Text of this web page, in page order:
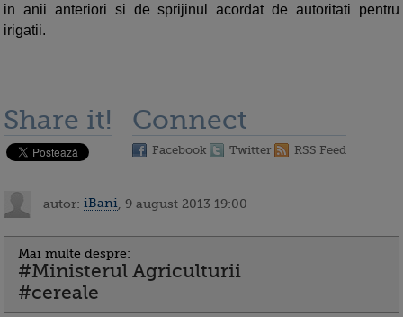
in anii anteriori si de sprijinul acordat de autoritati pentru
irigatii.
Share it! Connect
Facebook Twitter RSS Feed
autor: iBani , 9 august 2013 19:00
Mai multe despre:
#Ministerul Agriculturii
#cereale